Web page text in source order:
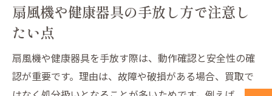
扇風機や健康器具の手放し方で注意し
たい点
扇風機や健康器具を手放す際は、動作確認と安全性の確
認が重要です。理由は、故障や破損がある場合、買取で